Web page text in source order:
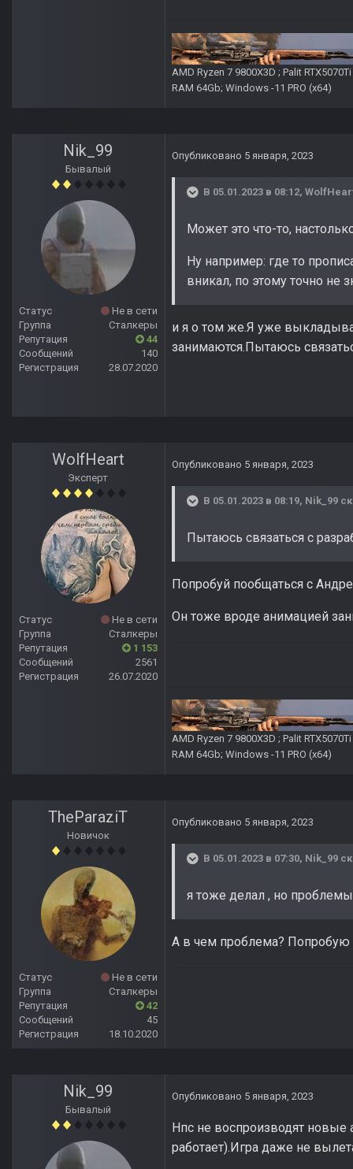
AMD Ryzen 7 9800X3D ; Palit
RAM 64Gb; Windows -11 PRO (х64)
Nik_99
Бывалый
Статус
Не в сети
Группа
Сталкеры
Репутация
44
Сообщений
140
Регистрация
28.07.2020
Опубликовано 5 января, 2023
В 05.01.2023 в 08:12,
Может это что-то,
Ну например: где то
вникал, по этому точно не
и я о том же.Я уже
занимаются.Пытаюсь
WolfHeart
Эксперт
Статус
Не в сети
Группа
Сталкеры
Репутация
1 153
Сообщений
2561
Регистрация
26.07.2020
Опубликовано 5 января, 2023
В 05.01.2023 в 08:19, Nik_99
Пытаюсь связаться с
Попробуй пообщаться с
Он тоже вроде анимацией
AMD Ryzen 7 9800X3D ; Palit
RAM 64Gb; Windows -11 PRO (х64)
TheParaziT
Новичок
Статус
Не в сети
Группа
Сталкеры
Репутация
42
Сообщений
45
Регистрация
18.10.2020
Опубликовано 5 января, 2023
В 05.01.2023 в 07:30, Nik_99
я тоже делал , но
А в чем проблема? Попробую
Nik_99
Бывалый
Опубликовано 5 января, 2023
Нпс не воспроизводят новые
работает).Игра даже не